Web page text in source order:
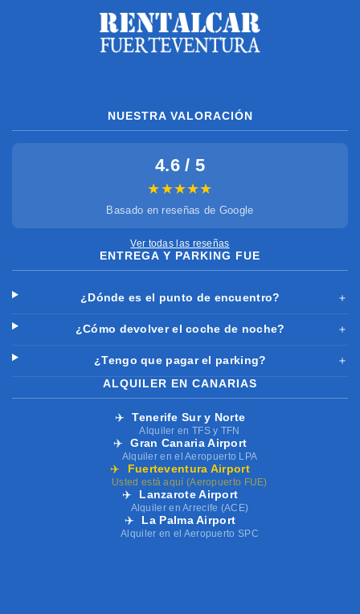
NUESTRA VALORACIÓN
4.6 / 5
★★★★★
Basado en reseñas de Google
Ver todas las reseñas
ENTREGA Y PARKING FUE
¿Dónde es el punto de encuentro? ＋
¿Cómo devolver el coche de noche? ＋
¿Tengo que pagar el parking?
＋
ALQUILER EN CANARIAS
✈️ Tenerife Sur y Norte
Alquiler en TFS y TFN
✈️ Gran Canaria Airport
Alquiler en el Aeropuerto LPA
✈️ Fuerteventura Airport
Usted está aquí (Aeropuerto FUE)
✈️ Lanzarote Airport
Alquiler en Arrecife (ACE)
✈️ La Palma Airport
Alquiler en el Aeropuerto SPC